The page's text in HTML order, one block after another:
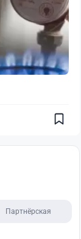
Партнёрская